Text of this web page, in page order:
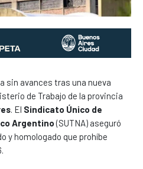
sin avances tras una nueva
de Trabajo de la provincia
. El Sindicato Único de
Argentino(SUTNA) aseguró
y homologado que prohíbe